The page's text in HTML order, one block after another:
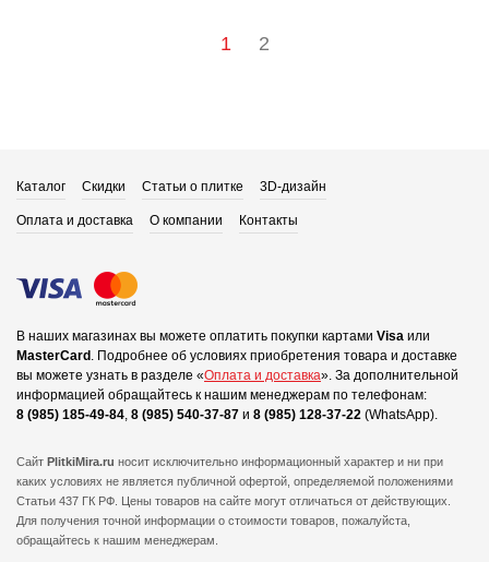
1 2
Каталог Скидки Статьи о плитке 3D-дизайн
Оплата и доставка О компании Контакты
В наших магазинах вы можете оплатить покупки картами Visa или
MasterCard . Подробнее об условиях приобретения товара и доставке
вы можете узнать в разделе «Оплата и доставка». За дополнительной
информацией обращайтесь к нашим менеджерам по телефонам:
8 (985) 185-49-84, 8 (985) 540-37-87 и 8 (985) 128-37-22 (WhatsApp).
Сайт PlitkiMira.ru носит исключительно информационный характер и ни при
каких условиях не является публичной офертой, определяемой положениями
Статьи 437 ГК РФ. Цены товаров на сайте могут отличаться от действующих.
Для получения точной информации о стоимости товаров, пожалуйста,
обращайтесь к нашим менеджерам.